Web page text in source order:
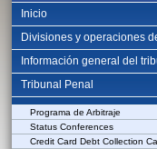
Inicio
Divisiones y operaciones
Información general del
Tribunal Penal
Programa de Arbitraje
Status Conferences
Credit Card Debt Collection